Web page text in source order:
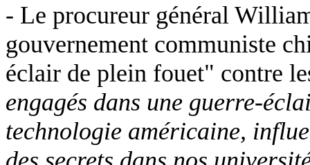
- Le procureur général
gouvernement communiste
éclair de plein fouet" contre
engagés dans une guerre-
technologie américaine,